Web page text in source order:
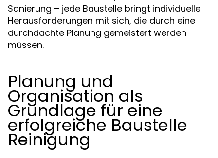
Sanierung – jede Baustelle bringt individuelle
Herausforderungen mit sich, die durch eine
durchdachte Planung gemeistert werden
müssen.
Planung und
Organisation als
Grundlage für eine
erfolgreiche Baustelle
Reinigung